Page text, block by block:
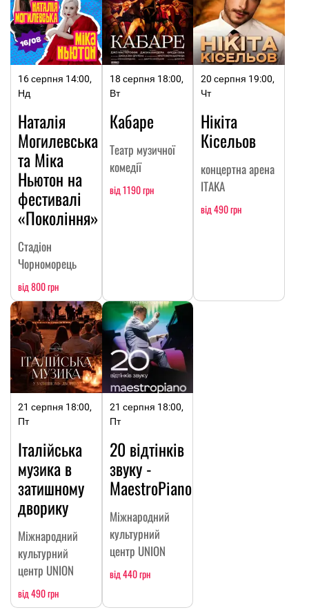
16 серпня 14:00,
Нд
Наталія
Могилевська
та Міка
Ньютон на
фестивалі
«Покоління»
Стадіон
Чорноморець
від 800 грн
18 серпня 18:00,
Вт
Кабаре
Театр музичної
комедії
від 1190 грн
20 серпня 19:00,
Чт
Нікіта
Кісельов
концертна арена
ITAKA
від 490 грн
21 серпня 18:00,
Пт
Італійська
музика в
затишному
дворику
Міжнародний
культурний
центр UNION
від 490 грн
21 серпня 18:00,
Пт
20 відтінків
звуку -
МaestroPiano
Міжнародний
культурний
центр UNION
від 440 грн